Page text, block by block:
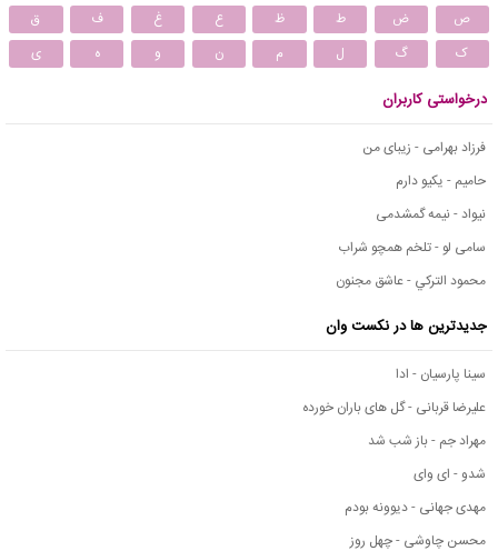
ص
ض ط ظ ع غ ف
ق
ک
گ ل م ن و ه ی
درخواستی کاربران
فرزاد بهرامی - زیبای من
حامیم - یکیو دارم
نیواد - نیمه گمشدمی
سامی لو - تلخم همچو شراب
محمود التركي - عاشق مجنون
جدیدترین ها در نکست وان
سینا پارسیان - ادا
علیرضا قربانی - گل های باران خورده
مهراد جم - باز شب شد
شدو - ای وای
مهدی جهانی - دیوونه بودم
محسن چاوشی - چهل روز